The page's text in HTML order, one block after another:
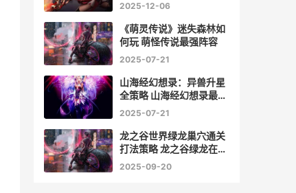
2025-12-06
《萌灵传说》迷失森林如
何玩 萌怪传说最强阵容
2025-07-21
山海经幻想录：异兽升星
全策略 山海经幻想录最强
阵容
2025-07-21
龙之谷世界绿龙巢穴通关
打法策略 龙之谷绿龙在哪
里地图
2025-09-20